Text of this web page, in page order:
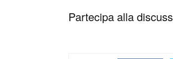
Partecipa alla